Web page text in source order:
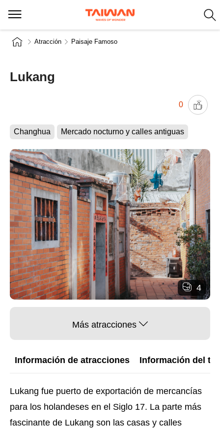
Atracción Paisaje Famoso
Lukang
0
Changhua Mercado nocturno y calles antiguas
4
Más atracciones
Información de atracciones Información del
Lukang fue puerto de exportación de mercancías
para los holandeses en el Siglo 17. La parte más
fascinante de Lukang son las casas y calles